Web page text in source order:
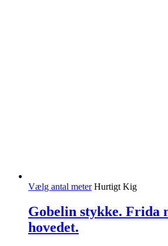
Vælg antal meter Hurtigt Kig
Gobelin stykke. Frida
hovedet.